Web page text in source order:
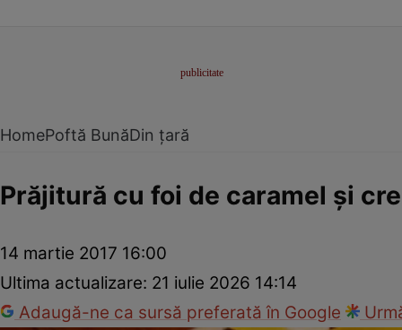
HomePoftă BunăDin țară
Prăjitură cu foi de caramel şi
14 martie 2017 16:00
Ultima actualizare: 21 iulie 2026 14:14
Adaugă-ne ca sursă preferată în Google